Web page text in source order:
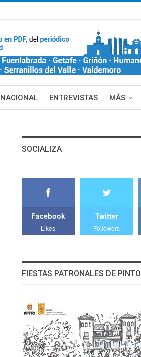
NACIONAL ENTREVISTAS MÁS
SOCIALIZA
Facebook
Likes
Twitter
Followers
FIESTAS PATRONALES DE PINTO